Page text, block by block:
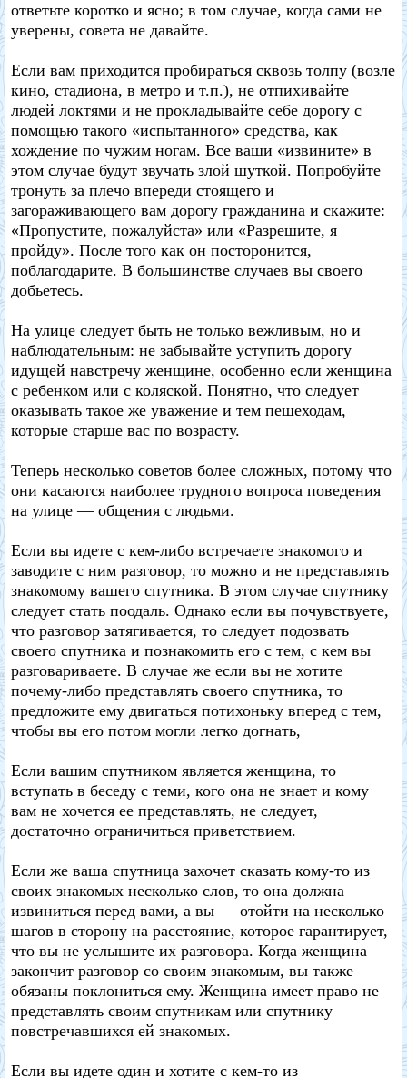
ответьте коротко и ясно; в том случае, когда сами не
уверены, совета не давайте.
Если вам приходится пробираться сквозь толпу (возле
кино, стадиона, в метро и т.п.), не отпихивайте
людей локтями и не прокладывайте себе дорогу с
помощью такого «испытанного» средства, как
хождение по чужим ногам. Все ваши «извините» в
этом случае будут звучать злой шуткой. Попробуйте
тронуть за плечо впереди стоящего и
загораживающего вам дорогу гражданина и скажите:
«Пропустите, пожалуйста» или «Разрешите, я
пройду». После того как он посторонится,
поблагодарите. В большинстве случаев вы своего
добьетесь.
На улице следует быть не только вежливым, но и
наблюдательным: не забывайте уступить дорогу
идущей навстречу женщине, особенно если женщина
с ребенком или с коляской. Понятно, что следует
оказывать такое же уважение и тем пешеходам,
которые старше вас по возрасту.
Теперь несколько советов более сложных, потому что
они касаются наиболее трудного вопроса поведения
на улице — общения с людьми.
Если вы идете с кем-либо встречаете знакомого и
заводите с ним разговор, то можно и не представлять
знакомому вашего спутника. В этом случае спутнику
следует стать поодаль. Однако если вы почувствуете,
что разговор затягивается, то следует подозвать
своего спутника и познакомить его с тем, с кем вы
разговариваете. В случае же если вы не хотите
почему-либо представлять своего спутника, то
предложите ему двигаться потихоньку вперед с тем,
чтобы вы его потом могли легко догнать,
Если вашим спутником является женщина, то
вступать в беседу с теми, кого она не знает и кому
вам не хочется ее представлять, не следует,
достаточно ограничиться приветствием.
Если же ваша спутница захочет сказать кому-то из
своих знакомых несколько слов, то она должна
извиниться перед вами, а вы — отойти на несколько
шагов в сторону на расстояние, которое гарантирует,
что вы не услышите их разговора. Когда женщина
закончит разговор со своим знакомым, вы также
обязаны поклониться ему. Женщина имеет право не
представлять своим спутникам или спутнику
повстречавшихся ей знакомых.
Если вы идете один и хотите с кем-то из